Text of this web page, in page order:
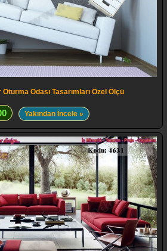
Odası Tasarımları Özel Ölçü
Yakından İncele »